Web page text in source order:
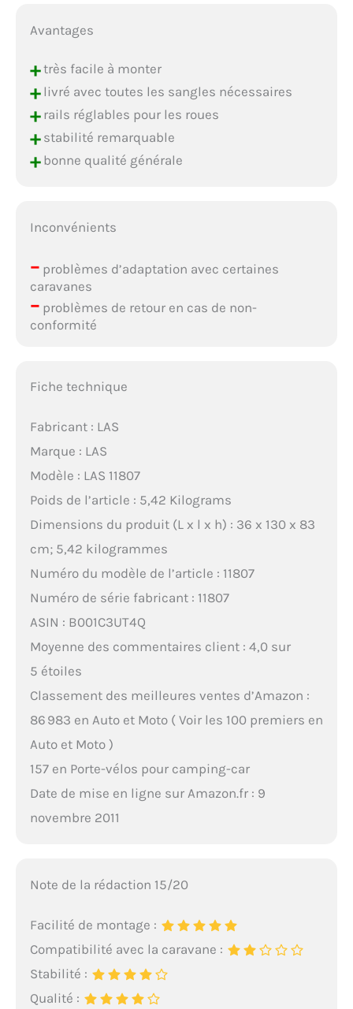
Avantages
+très facile à monter
+livré avec toutes les sangles nécessaires
+rails réglables pour les roues
+stabilité remarquable
+bonne qualité générale
Inconvénients
–problèmes d’adaptation avec certaines
caravanes
–problèmes de retour en cas de non-
conformité
Fiche technique
Fabricant : LAS
Marque : LAS
Modèle : LAS 11807
Poids de l’article : 5,42 Kilograms
Dimensions du produit (L x l x h) : 36 x 130 x 83
cm; 5,42 kilogrammes
Numéro du modèle de l’article : 11807
Numéro de série fabricant : 11807
ASIN : B001C3UT4Q
Moyenne des commentaires client : 4,0 sur
5 étoiles
Classement des meilleures ventes d’Amazon :
86 983 en Auto et Moto ( Voir les 100 premiers en
Auto et Moto )
157 en Porte-vélos pour camping-car
Date de mise en ligne sur Amazon.fr : 9
novembre 2011
Note de la rédaction 15/20
Facilité de montage :
Compatibilité avec la caravane :
Stabilité :
Qualité :